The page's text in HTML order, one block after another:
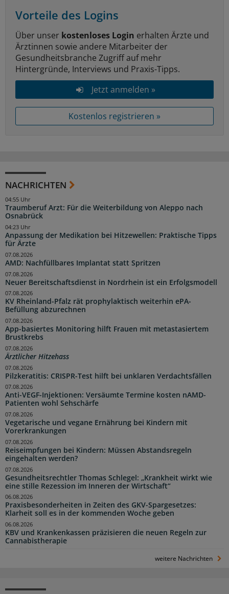
Vorteile des Logins
Über unser kostenloses Login erhalten Ärzte und
Ärztinnen sowie andere Mitarbeiter der
Gesundheitsbranche Zugriff auf mehr
Hintergründe, Interviews und Praxis-Tipps.
Jetzt anmelden »
Kostenlos registrieren »
NACHRICHTEN
Traumberuf Arzt: Für die Weiterbildung von Aleppo nach
Osnabrück
04:55 Uhr
Anpassung der Medikation bei Hitzewellen: Praktische Tipps
für Ärzte
04:23 Uhr
AMD: Nachfüllbares Implantat statt Spritzen
07.08.2026
Neuer Bereitschaftsdienst in Nordrhein ist ein Erfolgsmodell
07.08.2026
KV Rheinland-Pfalz rät prophylaktisch weiterhin ePA-
Befüllung abzurechnen
07.08.2026
App-basiertes Monitoring hilft Frauen mit metastasiertem
Brustkrebs
07.08.2026
Ärztlicher Hitzehass
07.08.2026
Pilzkeratitis: CRISPR-Test hilft bei unklaren Verdachtsfällen
07.08.2026
Anti-VEGF-Injektionen: Versäumte Termine kosten nAMD-
Patienten wohl Sehschärfe
07.08.2026
Vegetarische und vegane Ernährung bei Kindern mit
Vorerkrankungen
07.08.2026
Reiseimpfungen bei Kindern: Müssen Abstandsregeln
eingehalten werden?
07.08.2026
Gesundheitsrechtler Thomas Schlegel: „Krankheit wirkt wie
eine stille Rezession im Inneren der Wirtschaft“
07.08.2026
Praxisbesonderheiten in Zeiten des GKV-Spargesetzes:
Klarheit soll es in der kommenden Woche geben
06.08.2026
KBV und Krankenkassen präzisieren die neuen Regeln zur
Cannabistherapie
06.08.2026
weitere Nachrichten